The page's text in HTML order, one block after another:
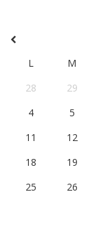
L M
28
29
4
5
11
12
18
19
25
26